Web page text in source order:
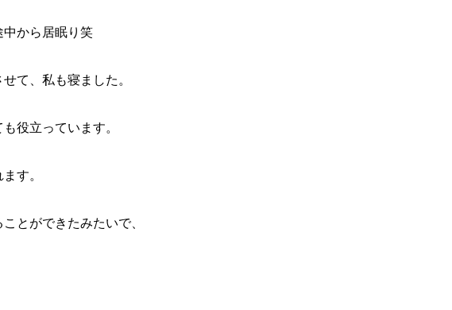
から居眠り笑
て、私も寝ました。
役立っています。
す。
とができたみたいで、